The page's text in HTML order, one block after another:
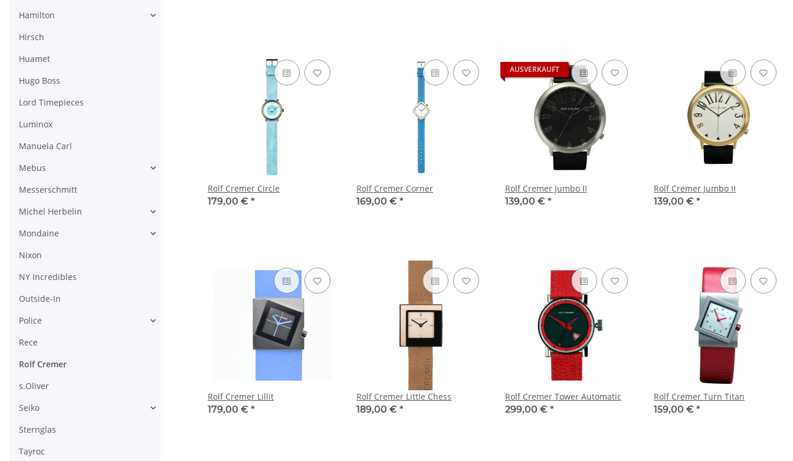
Rolf Cremer Circle
179,00 € *
Rolf Cremer Corner
169,00 € *
AUSVERKAUFT
Rolf Cremer Jumbo II
139,00 € *
Rolf Cremer Jumbo II
139,00 € *
Rolf Cremer Lillit
179,00 € *
Rolf Cremer Little Chess
189,00 € *
Rolf Cremer Tower Automatic
299,00 € *
Rolf Cremer Turn Titan
159,00 € *
Hamilton
Hirsch
Huamet
Hugo Boss
Lord Timepieces
Luminox
Manuela Carl
Mebus
Messerschmitt
Michel Herbelin
Mondaine
Nixon
NY Incredibles
Outside-In
Police
Rece
Rolf Cremer
s.Oliver
Seiko
Sternglas
Tayroc